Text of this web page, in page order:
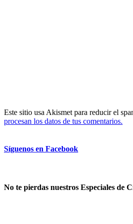
Este sitio usa Akismet para reducir el
procesan los datos de tus comentarios.
Síguenos en Facebook
No te pierdas nuestros Especiales de